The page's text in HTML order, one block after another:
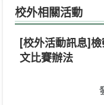
校外相關活動
[校外活動訊息]
文比賽辦法